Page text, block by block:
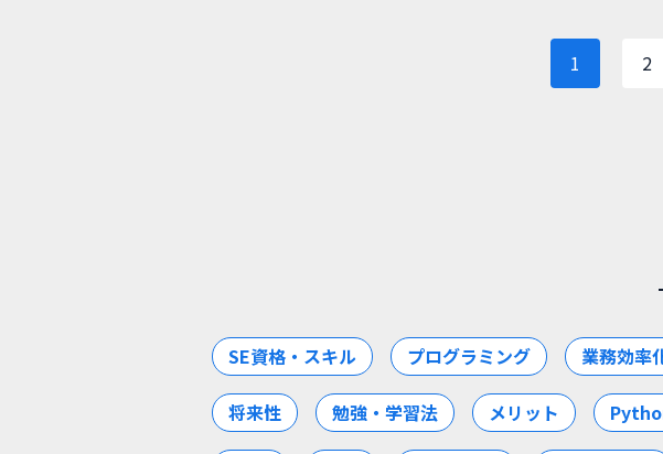
1 2
SE資格・スキル プログラミング 業務効率
将来性 勉強・学習法 メリット